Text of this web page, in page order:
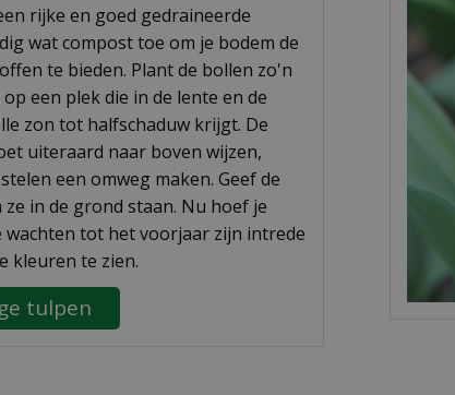
rijke en goed gedraineerde
wat compost toe om je bodem de
te bieden. Plant de bollen zo'n
een plek die in de lente en de
zon tot halfschaduw krijgt. De
uiteraard naar boven wijzen,
een omweg maken. Geef de
in de grond staan. Nu hoef je
wachten tot het voorjaar zijn intrede
kleuren te zien.
tulpen